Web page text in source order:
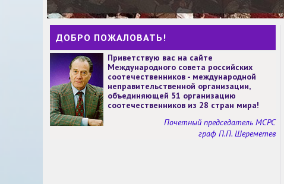
ДОБРО ПОЖАЛОВАТЬ!
Приветствую вас на сайте
Международного совета российских
соотечественников - международной
неправительственной организации,
объединяющей 51 организацию
соотечественников из 28 стран мира!
Почетный председатель МСРС
граф П.П. Шереметев